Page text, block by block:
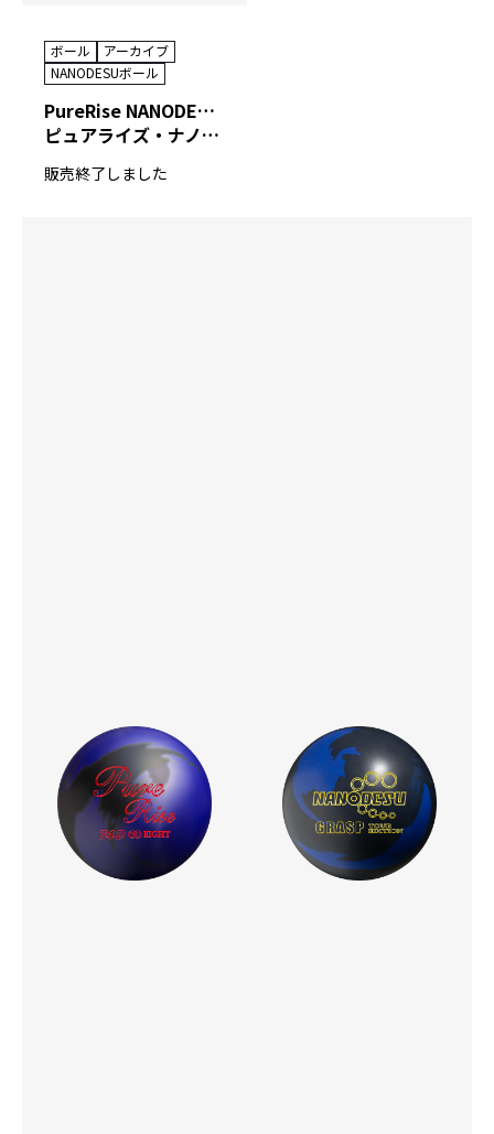
ボール
アーカイブ
NANODESUボール
PureRise NANODESU 74D EIGHT PEARL
ピュアライズ・ナノデス ナナヨンディー エイト パール
販売終了しました